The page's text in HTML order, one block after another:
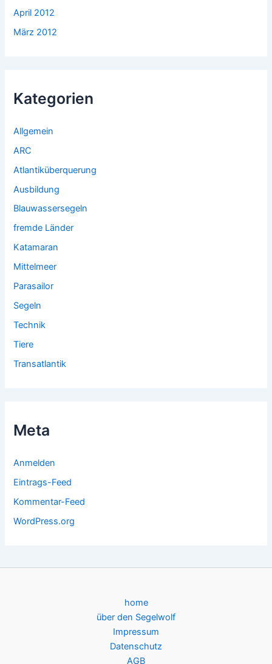
April 2012
März 2012
Kategorien
Allgemein
ARC
Atlantiküberquerung
Ausbildung
Blauwassersegeln
fremde Länder
Katamaran
Mittelmeer
Parasailor
Segeln
Technik
Tiere
Transatlantik
Meta
Anmelden
Eintrags-Feed
Kommentar-Feed
WordPress.org
home
über den Segelwolf
Impressum
Datenschutz
AGB